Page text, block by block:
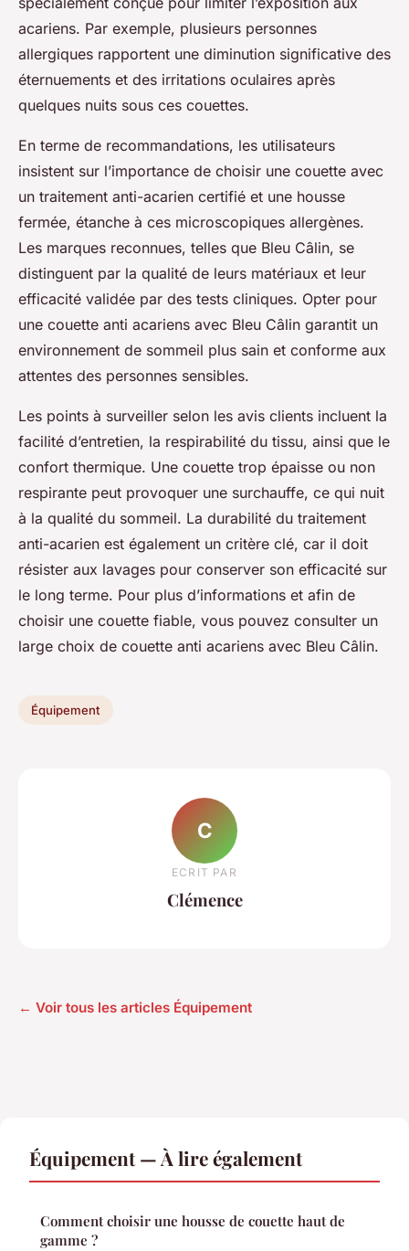
acariens. Par exemple, plusieurs personnes
allergiques rapportent une diminution significative des
éternuements et des irritations oculaires après
quelques nuits sous ces couettes.
En terme de recommandations, les utilisateurs
insistent sur l’importance de choisir une couette avec
un traitement anti-acarien certifié et une housse
fermée, étanche à ces microscopiques allergènes.
Les marques reconnues, telles que Bleu Câlin, se
distinguent par la qualité de leurs matériaux et leur
efficacité validée par des tests cliniques. Opter pour
une couette anti acariens avec Bleu Câlin garantit un
environnement de sommeil plus sain et conforme aux
attentes des personnes sensibles.
Les points à surveiller selon les avis clients incluent la
facilité d’entretien, la respirabilité du tissu, ainsi que le
confort thermique. Une couette trop épaisse ou non
respirante peut provoquer une surchauffe, ce qui nuit
à la qualité du sommeil. La durabilité du traitement
anti-acarien est également un critère clé, car il doit
résister aux lavages pour conserver son efficacité sur
le long terme. Pour plus d’informations et afin de
choisir une couette fiable, vous pouvez consulter un
large choix de couette anti acariens avec Bleu Câlin.
Équipement
C
ECRIT PAR
Clémence
← Voir tous les articles Équipement
Équipement — À lire également
Comment choisir une housse de couette haut de
gamme ?